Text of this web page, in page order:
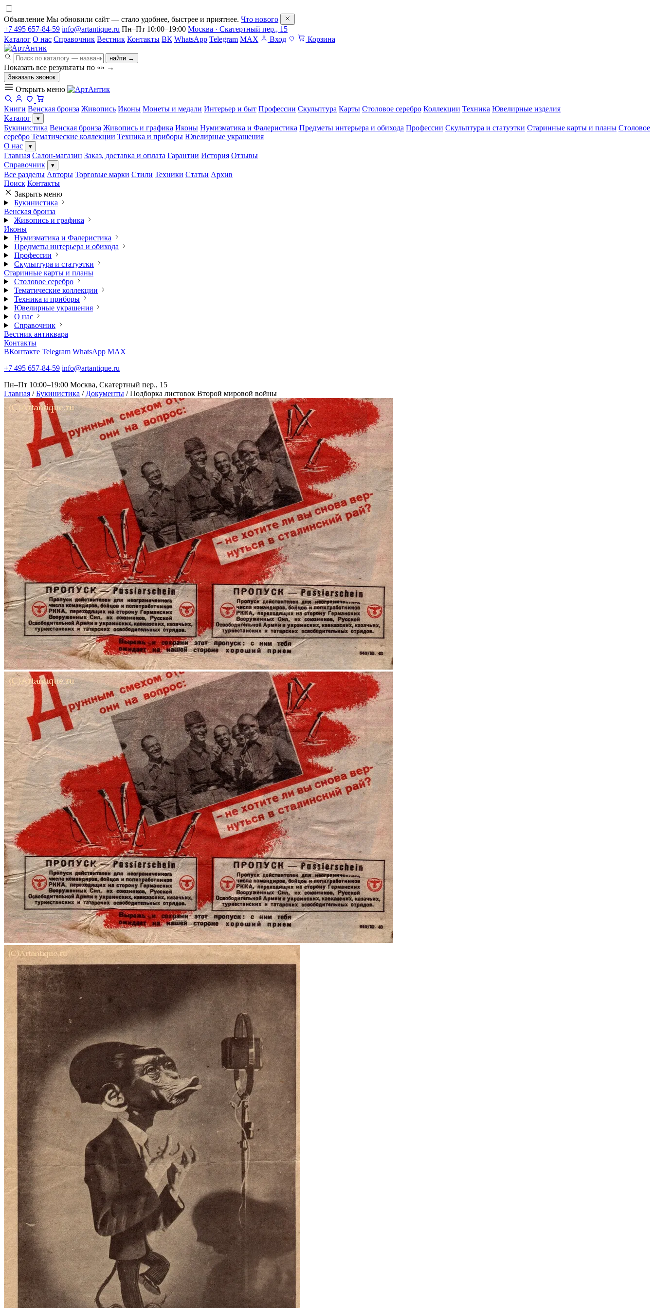
Объявление Мы обновили сайт — стало удобнее, быстрее и приятнее. Что нового
+7 495 657-84-59 info@artantique.ru Пн–Пт 10:00–19:00 Москва · Скатертный пер., 15
Каталог О нас Справочник Вестник Контакты ВК WhatsApp Telegram MAX Вход Корзина
найти →
Показать все результаты по «» →
Заказать звонок
Открыть меню
Книги Венская бронза Живопись Иконы Монеты и медали Интерьер и быт Профессии Скульптура Карты Столовое серебро Коллекции Техника Ювелирные изделия
Каталог
▾
Букинистика Венская бронза Живопись и графика Иконы Нумизматика и Фалеристика Предметы интерьера и обихода Профессии Скульптура и статуэтки Старинные карты и планы Столовое
серебро Тематические коллекции Техника и приборы Ювелирные украшения
О нас
▾
Главная Салон-магазин Заказ, доставка и оплата Гарантии История Отзывы
Справочник
▾
Все разделы Авторы Торговые марки Стили Техники Статьи Архив
Поиск Контакты
Закрыть меню
Букинистика
Венская бронза
Живопись и графика
Иконы
Нумизматика и Фалеристика
Предметы интерьера и обихода
Профессии
Скульптура и статуэтки
Старинные карты и планы
Столовое серебро
Тематические коллекции
Техника и приборы
Ювелирные украшения
О нас
Справочник
Вестник антиквара
Контакты
ВКонтакте Telegram WhatsApp MAX
+7 495 657-84-59 info@artantique.ru
Пн–Пт 10:00–19:00 Москва, Скатертный пер., 15
Главная / Букинистика / Документы / Подборка листовок Второй мировой войны